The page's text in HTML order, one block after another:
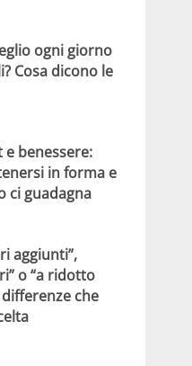
ogni giorno
Cosa dicono le
benessere:
in forma e
ci guadagna
aggiunti”,
o “a ridotto
che